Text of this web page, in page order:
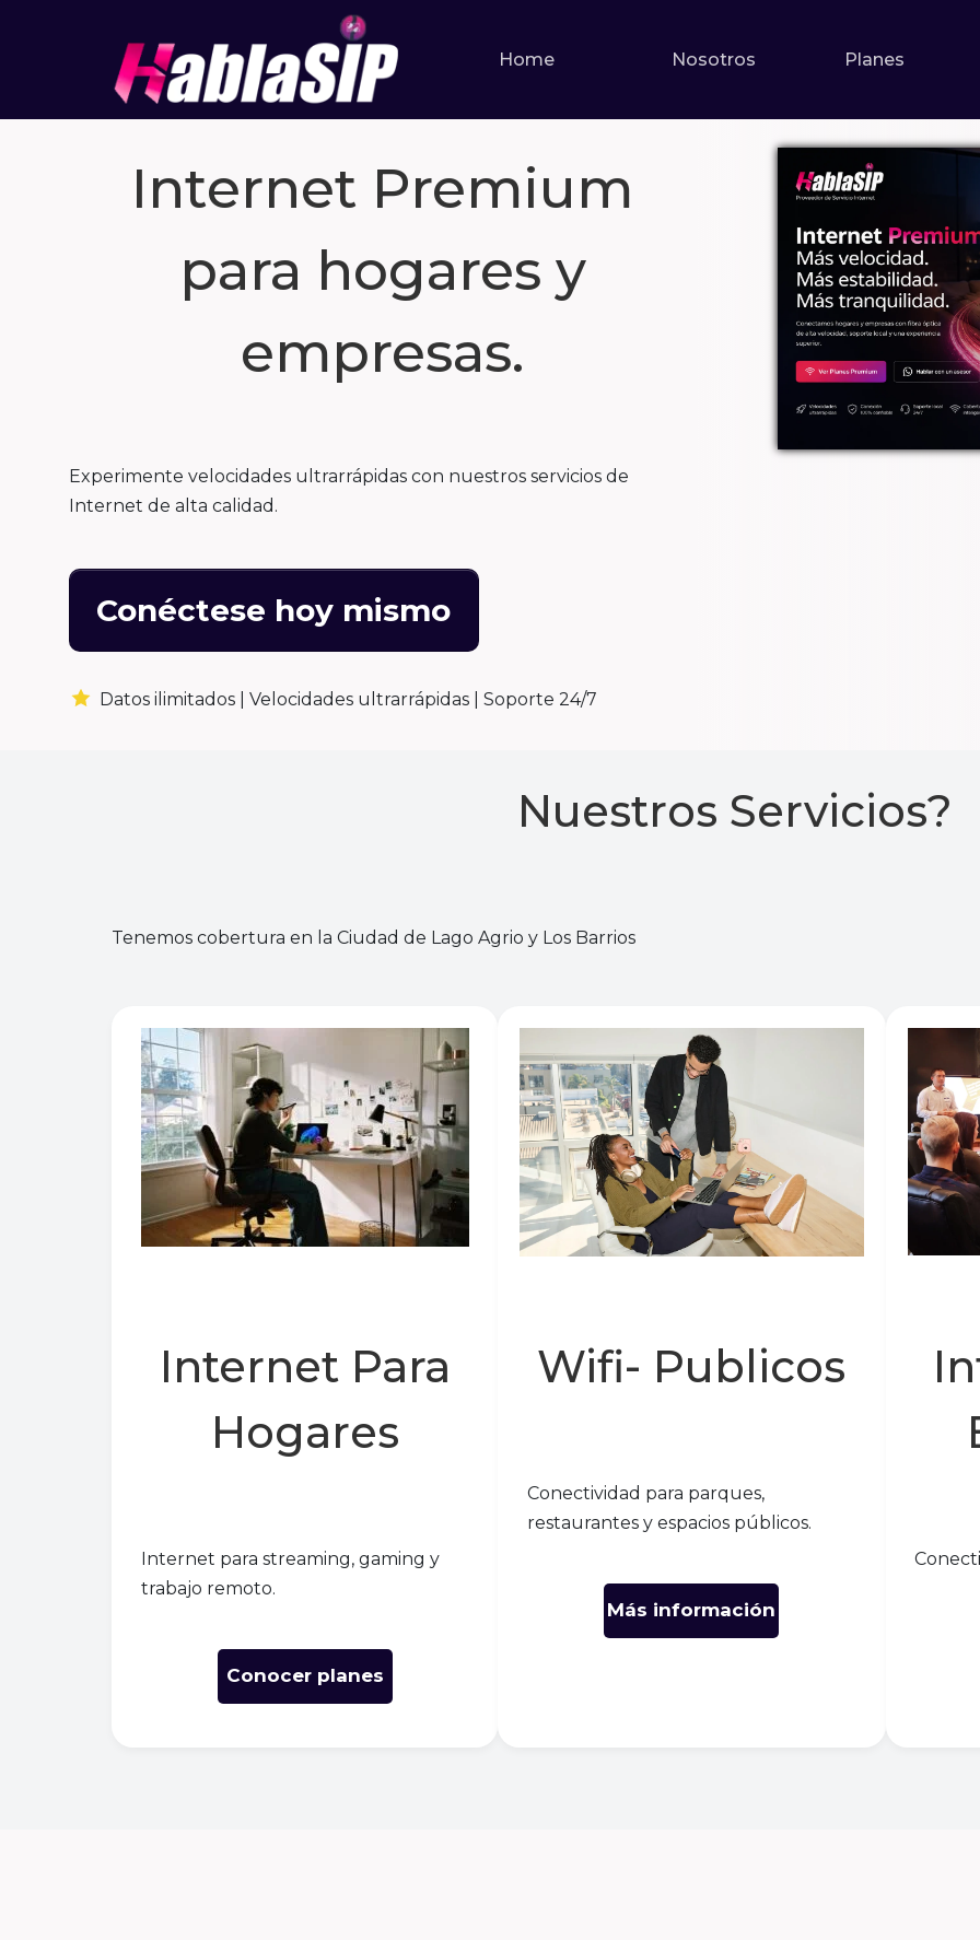
Home Nosotros Planes
Internet Premium
para hogares y
empresas.
Experimente velocidades ultrarrápidas con nuestros servicios de
Internet de alta calidad.
Conéctese hoy mismo
Datos ilimitados | Velocidades ultrarrápidas | Soporte 24/7
Nuestros Servicios?
Tenemos cobertura en la Ciudad de Lago Agrio y Los Barrios
Internet Para
Hogares
Internet para streaming, gaming y
trabajo remoto.
Conocer planes
Wifi- Publicos
Conectividad para parques,
restaurantes y espacios públicos.
Más información